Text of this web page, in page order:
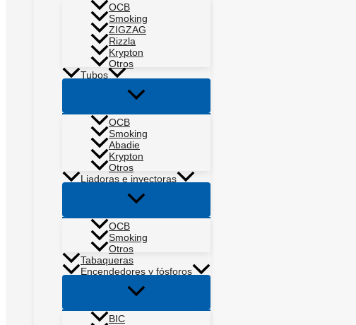
OCB
Smoking
ZIGZAG
Rizzla
Krypton
Otros
Tubos
Alternar
OCB
Smoking
Abadie
Krypton
Otros
Liadoras e inyectoras
Alternar
OCB
Smoking
Otros
Tabaqueras
Encendedores y fósforos
Alternar
BIC